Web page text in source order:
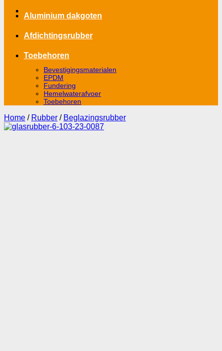
Aluminium dakgoten
Afdichtingsrubber
Toebehoren
Bevestigingsmaterialen
EPDM
Fundering
Hemelwaterafvoer
Toebehoren
Home / Rubber / Beglazingsrubber